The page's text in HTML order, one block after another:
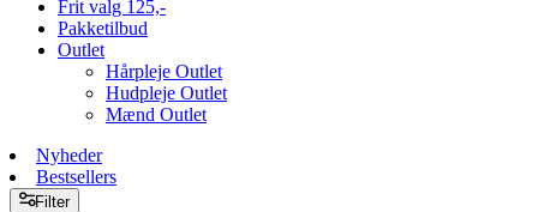
Frit valg 125,-
Pakketilbud
Outlet
Hårpleje Outlet
Hudpleje Outlet
Mænd Outlet
Nyheder
Bestsellers
Filter